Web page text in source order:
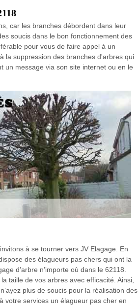
car les branches débordent dans leur
soucis dans le bon fonctionnement des
pour vous de faire appel à un
la suppression des branches d'arbres qui
un message via son site internet ou en le
à se tourner vers JV Elagage. En
des élagueurs pas chers qui ont la
d’arbre n’importe où dans le 62118.
taille de vos arbres avec efficacité. Ainsi,
plus de soucis pour la réalisation des
votre services un élagueur pas cher en